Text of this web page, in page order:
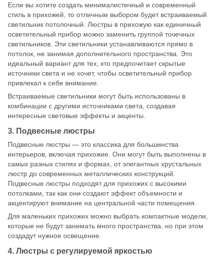
Если вы хотите создать минималистичный и современный
стиль в прихожей, то отличным выбором будет встраиваемый
светильник потолочный. Люстры в прихожую как единичный
осветительный прибор можно заменить группой точечных
светильников. Эти светильники устанавливаются прямо в
потолок, не занимая дополнительного пространства. Это
идеальный вариант для тех, кто предпочитает скрытые
источники света и не хочет, чтобы осветительный прибор
привлекал к себе внимание.
Встраиваемые светильники могут быть использованы в
комбинации с другими источниками света, создавая
интересные световые эффекты и акценты.
3. Подвесные люстры
Подвесные люстры — это классика для большинства
интерьеров, включая прихожие. Они могут быть выполнены в
самых разных стилях и формах, от элегантных хрустальных
люстр до современных металлических конструкций.
Подвесные люстры подходят для прихожих с высокими
потолками, так как они создают эффект объемности и
акцентируют внимание на центральной части помещения.
Для маленьких прихожих можно выбрать компактные модели,
которые не будут занимать много пространства, но при этом
создадут нужное освещение.
4. Люстры с регулируемой яркостью